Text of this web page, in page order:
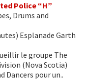
Police “H”
Drums and
Esplanade Garth
le groupe The
(Nova Scotia)
Dancers pour un..